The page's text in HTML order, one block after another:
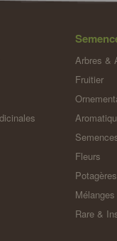
Arbres &
Fruitier
Fleurs
Potagères
Mélanges
Rare &